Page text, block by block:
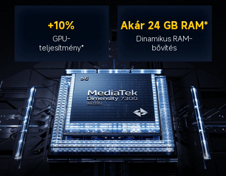
+10%
GPU-
teljesítmény*
Akár 24 GB RAM*
Dinamikus RAM-
bővítés